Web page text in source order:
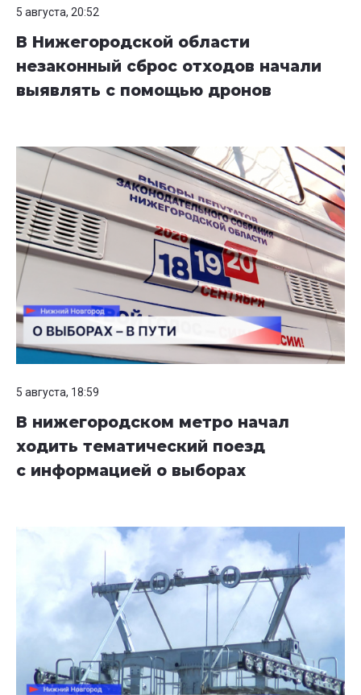
5 августа, 20:52
В Нижегородской области
незаконный сброс отходов начали
выявлять с помощью дронов
5 августа, 18:59
В нижегородском метро начал
ходить тематический поезд
с информацией о выборах